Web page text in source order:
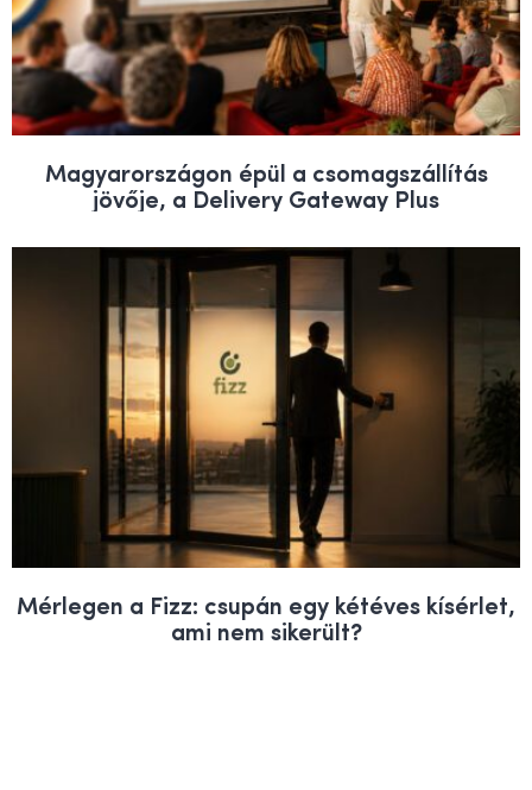
Magyarországon épül a csomagszállítás
jövője, a Delivery Gateway Plus
Mérlegen a Fizz: csupán egy kétéves kísérlet,
ami nem sikerült?